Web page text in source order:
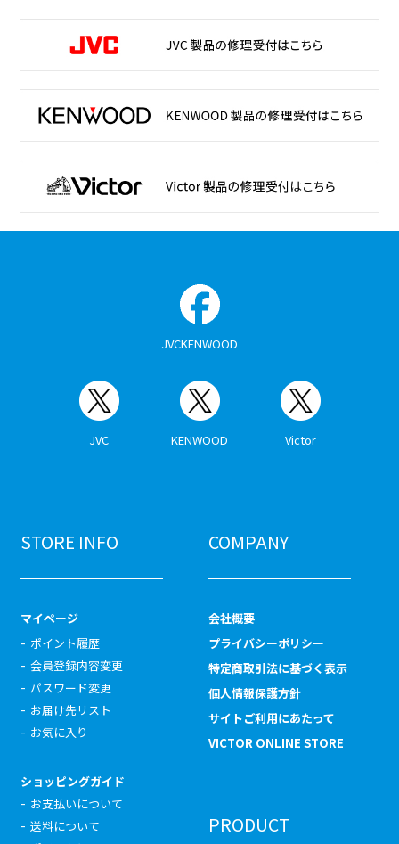
JVCKENWOOD
JVC KENWOOD Victor
STORE INFO
マイページ
ポイント履歴
会員登録内容変更
パスワード変更
お届け先リスト
お気に入り
ショッピングガイド
お支払いについて
送料について
COMPANY
会社概要
プライバシーポリシー
特定商取引法に基づく表示
個人情報保護方針
サイトご利用にあたって
VICTOR ONLINE STORE
PRODUCT